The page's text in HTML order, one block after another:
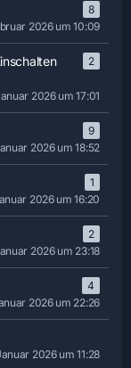
8
2026 um 10:09
2
2026 um 17:01
9
2026 um 18:52
1
2026 um 16:20
2
2026 um 23:18
4
2026 um 22:26
2026 um 11:28